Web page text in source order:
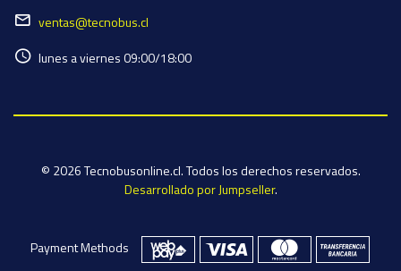
ventas@tecnobus.cl
lunes a viernes 09:00/18:00
© 2026 Tecnobusonline.cl. Todos los derechos reservados.
Desarrollado por Jumpseller.
Payment Methods